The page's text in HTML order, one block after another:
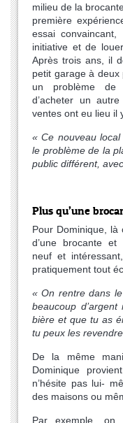
milieu de la
première
essai
initiative et de
Après trois ans, il
petit garage à
un problème de
d’acheter un
ventes ont eu lieu il
« Ce nouveau
le problème de la
public différent,
Plus qu’une
Pour Dominique,
d’une brocante et
neuf et
pratiquement tout
« On rentre dans
beaucoup
bière et que tu as
tu peux les
De la même
Dominique
n’hésite pas lui-
des maisons ou
Par exemple,